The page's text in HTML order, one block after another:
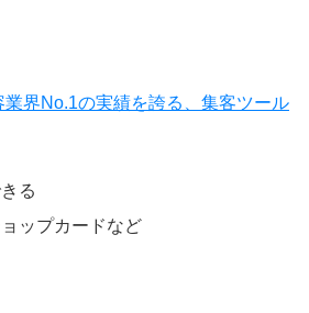
界No.1の実績を誇る、集客ツール
る
ップカードなど